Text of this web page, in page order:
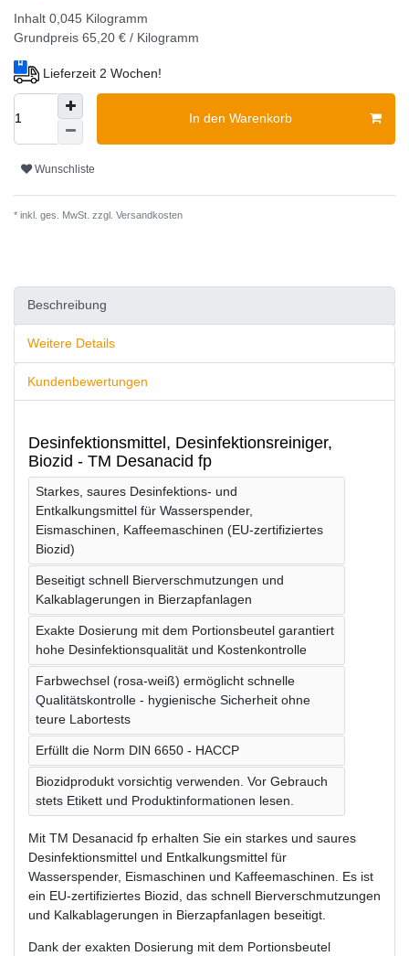
Inhalt 0,045 Kilogramm
Grundpreis 65,20 € / Kilogramm
Lieferzeit 2 Wochen!
In den Warenkorb
Wunschliste
* inkl. ges. MwSt. zzgl. Versandkosten
Beschreibung
Weitere Details
Kundenbewertungen
Desinfektionsmittel, Desinfektionsreiniger,
Biozid - TM Desanacid fp
Starkes, saures Desinfektions- und
Entkalkungsmittel für Wasserspender,
Eismaschinen, Kaffeemaschinen (EU-zertifiziertes
Biozid)
Beseitigt schnell Bierverschmutzungen und
Kalkablagerungen in Bierzapfanlagen
Exakte Dosierung mit dem Portionsbeutel garantiert
hohe Desinfektionsqualität und Kostenkontrolle
Farbwechsel (rosa-weiß) ermöglicht schnelle
Qualitätskontrolle - hygienische Sicherheit ohne
teure Labortests
Erfüllt die Norm DIN 6650 - HACCP
Biozidprodukt vorsichtig verwenden. Vor Gebrauch
stets Etikett und Produktinformationen lesen.
Mit TM Desanacid fp erhalten Sie ein starkes und saures
Desinfektionsmittel und Entkalkungsmittel für
Wasserspender, Eismaschinen und Kaffeemaschinen. Es ist
ein EU-zertifiziertes Biozid, das schnell Bierverschmutzungen
und Kalkablagerungen in Bierzapfanlagen beseitigt.
Dank der exakten Dosierung mit dem Portionsbeutel